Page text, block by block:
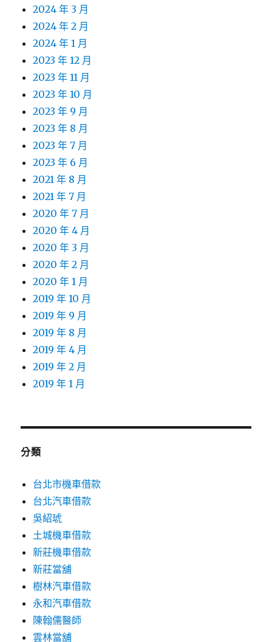
2024 年 3 月
2024 年 2 月
2024 年 1 月
2023 年 12 月
2023 年 11 月
2023 年 10 月
2023 年 9 月
2023 年 8 月
2023 年 7 月
2023 年 6 月
2021 年 8 月
2021 年 7 月
2020 年 7 月
2020 年 4 月
2020 年 3 月
2020 年 2 月
2020 年 1 月
2019 年 10 月
2019 年 9 月
2019 年 8 月
2019 年 4 月
2019 年 2 月
2019 年 1 月
分類
台北市機車借款
台北汽車借款
吳紹琥
土城機車借款
新莊機車借款
新莊當舖
樹林汽車借款
永和汽車借款
陳翰儒醫師
雲林當舖